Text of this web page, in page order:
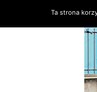
Ta strona